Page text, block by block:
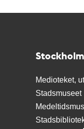
Medioteket,
Stadsmuseet